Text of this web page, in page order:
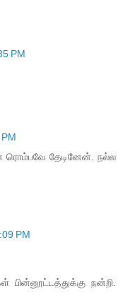
PM
ரொம்பவே தேடினேன். நல்ல
PM
நன்றி.